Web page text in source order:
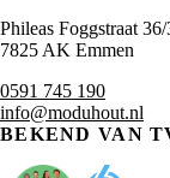
Phileas Foggstraat
7825 AK Emmen
0591 745 190
info@moduhout.nl
BEKEND VAN